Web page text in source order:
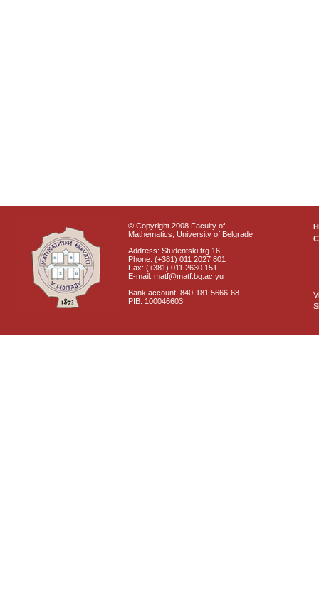
© Copyright 2008 Faculty of
Mathematics, University of Belgrade
Address: Studentski trg 16
Phone: (+381) 011 2027 801
Fax: (+381) 011 2630 151
E-mail: matf@matf.bg.ac.yu
Bank account: 840-181 5666-68
PIB: 100046603